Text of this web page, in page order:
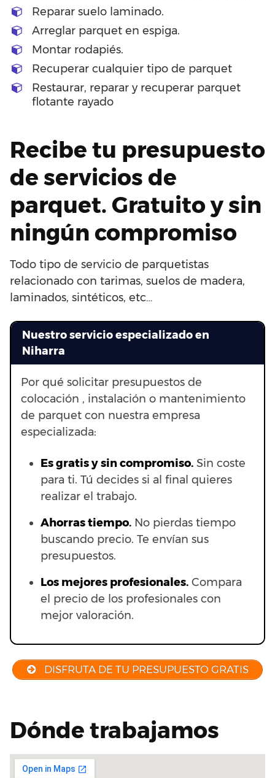
Reparar suelo laminado.
Arreglar parquet en espiga.
Montar rodapiés.
Recuperar cualquier tipo de parquet
Restaurar, reparar y recuperar parquet
flotante rayado
Recibe tu presupuesto
de servicios de
parquet. Gratuito y sin
ningún compromiso
Todo tipo de servicio de parquetistas
relacionado con tarimas, suelos de madera,
laminados, sintéticos, etc…
Nuestro servicio especializado en
Niharra
Por qué solicitar presupuestos de
colocación , instalación o mantenimiento
de parquet con nuestra empresa
especializada:
Es gratis y sin compromiso. Sin coste
para ti. Tú decides si al final quieres
realizar el trabajo.
Ahorras tiempo. No pierdas tiempo
buscando precio. Te envían sus
presupuestos.
Los mejores profesionales. Compara
el precio de los profesionales con
mejor valoración.
DISFRUTA DE TU PRESUPUESTO GRATIS
Dónde trabajamos